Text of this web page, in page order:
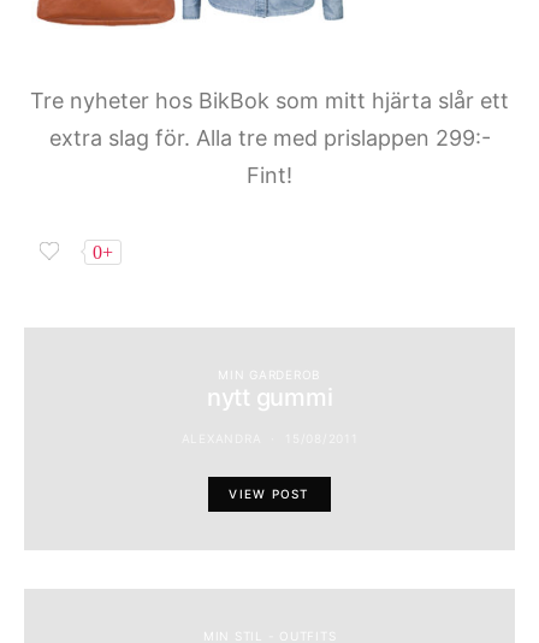
Tre nyheter hos BikBok som mitt hjärta slår ett
extra slag för. Alla tre med prislappen 299:-
Fint!
0+
MIN GARDEROB
nytt gummi
VIEW POST